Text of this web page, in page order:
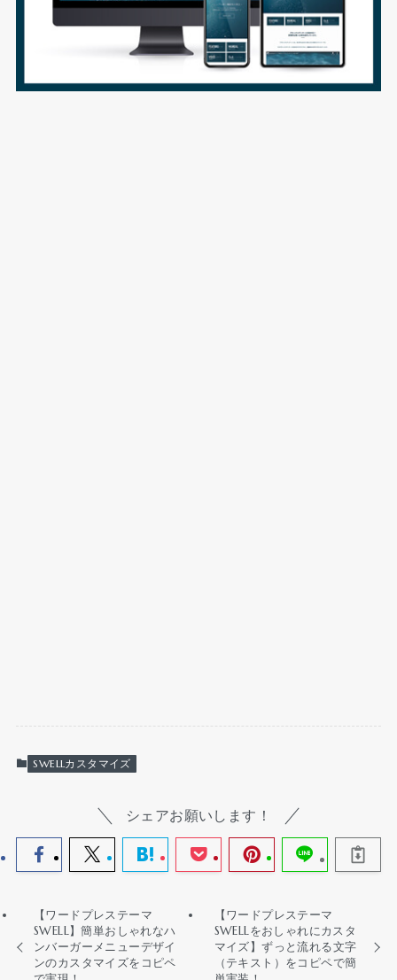
SWELLカスタマイズ
シェアお願いします！
【ワードプレステーマ
SWELL】簡単おしゃれなハ
ンバーガーメニューデザイ
ンのカスタマイズをコピペ
【ワードプレステーマ
SWELLをおしゃれにカスタ
マイズ】ずっと流れる文字
（テキスト）をコピペで簡